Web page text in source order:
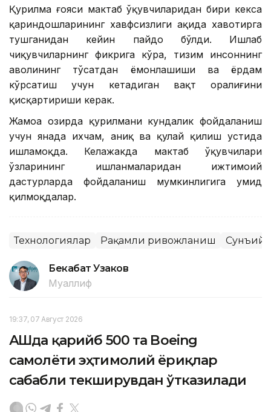
Қурилма ғояси мактаб ўқувчиларидан бири кекса
қариндошларининг хавфсизлиги ҳақида хавотирга
тушганидан кейин пайдо бўлди. Ишлаб
чиқувчиларнинг фикрига кўра, тизим инсоннинг
аҳволининг тўсатдан ёмонлашиши ва ёрдам
кўрсатиш учун кетадиган вақт оралиғини
қисқартириши керак.
Жамоа ҳозирда қурилмани кундалик фойдаланиш
учун янада ихчам, аниқ ва қулай қилиш устида
ишламоқда. Келажакда мактаб ўқувчилари
ўзларининг ишланмаларидан ижтимоий
дастурларда фойдаланиш мумкинлигига умид
қилмоқдалар.
Технологиялар Рақамли ривожланиш Сунъий
Бекабат Узаков
Муаллиф
19:37, 07 Август 2026
АҚШда қарийб 500 та Boeing
самолёти эҳтимолий ёриқлар
сабабли текширувдан ўтказилади